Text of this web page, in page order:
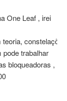
One Leaf , irei
trabalhar
bloqueadoras ,